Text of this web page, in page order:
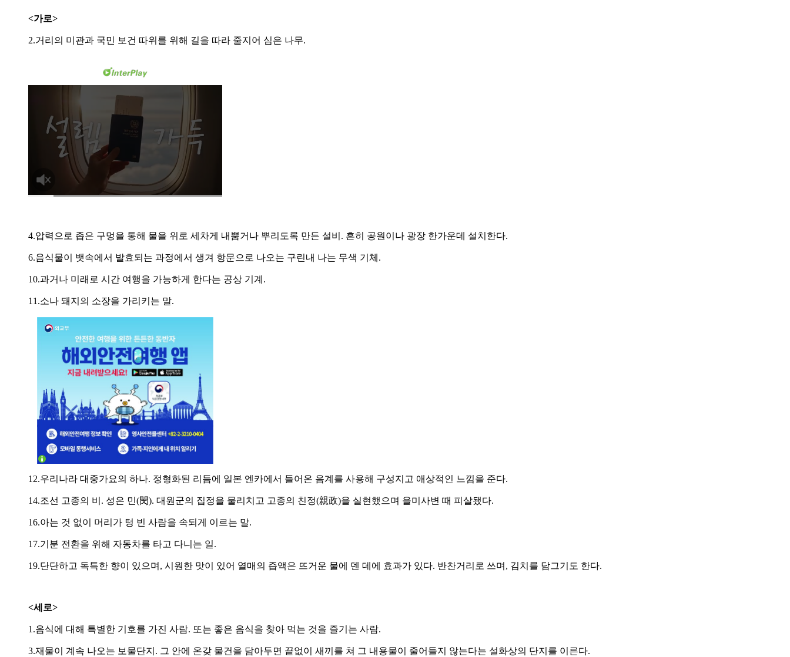
<가로>
2.거리의 미관과 국민 보건 따위를 위해 길을 따라 줄지어 심은 나무.
4.압력으로 좁은 구멍을 통해 물을 위로 세차게 내뿜거나 뿌리도록 만든 설비. 흔히 공원이나 광장 한가운데 설치한다.
6.음식물이 뱃속에서 발효되는 과정에서 생겨 항문으로 나오는 구린내 나는 무색 기체.
10.과거나 미래로 시간 여행을 가능하게 한다는 공상 기계.
11.소나 돼지의 소장을 가리키는 말.
12.우리나라 대중가요의 하나. 정형화된 리듬에 일본 엔카에서 들어온 음계를 사용해 구성지고 애상적인 느낌을 준다.
14.조선 고종의 비. 성은 민(閔). 대원군의 집정을 물리치고 고종의 친정(親政)을 실현했으며 을미사변 때 피살됐다.
16.아는 것 없이 머리가 텅 빈 사람을 속되게 이르는 말.
17.기분 전환을 위해 자동차를 타고 다니는 일.
19.단단하고 독특한 향이 있으며, 시원한 맛이 있어 열매의 즙액은 뜨거운 물에 덴 데에 효과가 있다. 반찬거리로 쓰며, 김치를 담그기도 한다.
<세로>
1.음식에 대해 특별한 기호를 가진 사람. 또는 좋은 음식을 찾아 먹는 것을 즐기는 사람.
3.재물이 계속 나오는 보물단지. 그 안에 온갖 물건을 담아두면 끝없이 새끼를 쳐 그 내용물이 줄어들지 않는다는 설화상의 단지를 이른다.